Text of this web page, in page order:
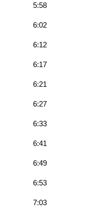
5:58
6:02
6:12
6:17
6:21
6:27
6:33
6:41
6:49
6:53
7:03